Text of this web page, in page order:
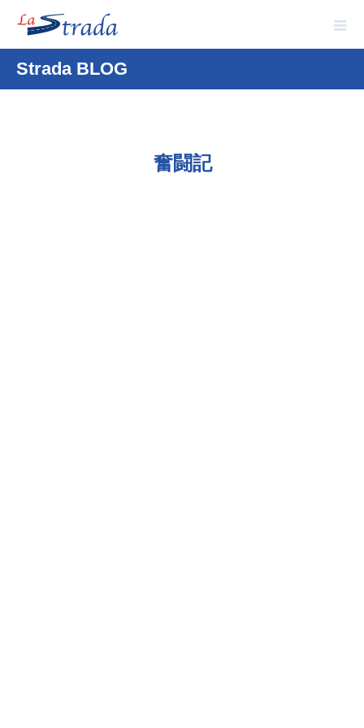
Strada BLOG
奮闘記